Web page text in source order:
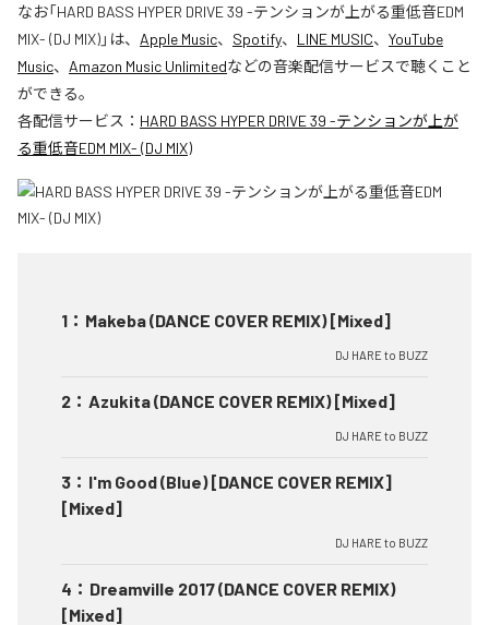
なお「HARD BASS HYPER DRIVE 39 -テンションが上がる重低音EDM
MIX- (DJ MIX)」は、 Apple Music、 Spotify、 LINE MUSIC、 YouTube
Music、 Amazon Music Unlimitedなどの音楽配信サービスで聴くこと
ができる。
各配信サービス： HARD BASS HYPER DRIVE 39 -テンションが上が
る重低音EDM MIX- (DJ MIX)
1 ： Makeba (DANCE COVER REMIX) [Mixed]
DJ HARE to BUZZ
2 ： Azukita (DANCE COVER REMIX) [Mixed]
DJ HARE to BUZZ
3 ： I'm Good (Blue) [DANCE COVER REMIX]
[Mixed]
DJ HARE to BUZZ
4 ： Dreamville 2017 (DANCE COVER REMIX)
[Mixed]